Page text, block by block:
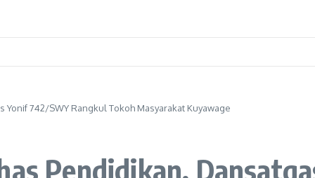
742/SWY Rangkul Tokoh Masyarakat Kuyawage
Pendidikan,